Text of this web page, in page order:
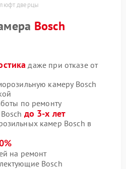
дверцы
Bosch
даже при отказе от
камеру Bosch
по ремонту
до 3-х лет
камер Bosch в
на ремонт
Bosch